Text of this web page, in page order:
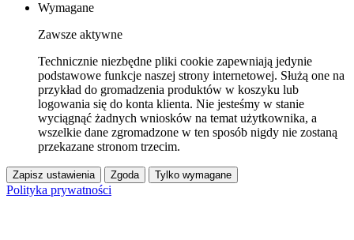
Wymagane
Zawsze aktywne
Technicznie niezbędne pliki cookie zapewniają jedynie
podstawowe funkcje naszej strony internetowej. Służą one na
przykład do gromadzenia produktów w koszyku lub
logowania się do konta klienta. Nie jesteśmy w stanie
wyciągnąć żadnych wniosków na temat użytkownika, a
wszelkie dane zgromadzone w ten sposób nigdy nie zostaną
przekazane stronom trzecim.
Zapisz ustawienia Zgoda Tylko wymagane
Polityka prywatności